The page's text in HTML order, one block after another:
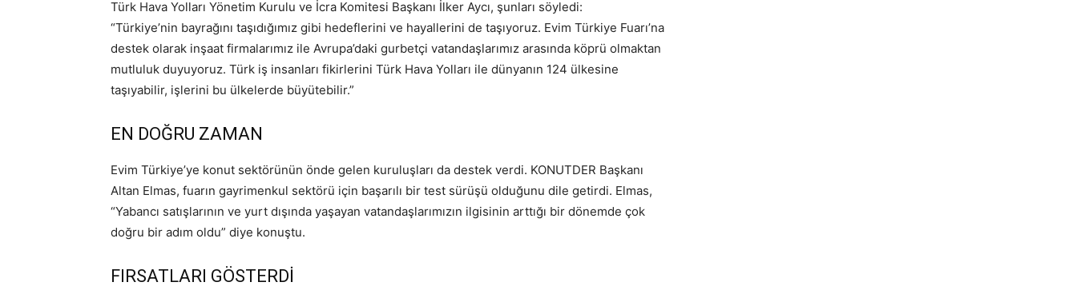
Türk Hava Yolları Yönetim Kurulu ve İcra Komitesi Başkanı İlker Aycı, şunları söyledi:
“Türkiye’nin bayrağını taşıdığımız gibi hedeflerini ve hayallerini de taşıyoruz. Evim Türkiye Fuarı’na
destek olarak inşaat firmalarımız ile Avrupa’daki gurbetçi vatandaşlarımız arasında köprü olmaktan
mutluluk duyuyoruz. Türk iş insanları fikirlerini Türk Hava Yolları ile dünyanın 124 ülkesine
taşıyabilir, işlerini bu ülkelerde büyütebilir.”
EN DOĞRU ZAMAN
Evim Türkiye’ye konut sektörünün önde gelen kuruluşları da destek verdi. KONUTDER Başkanı
Altan Elmas, fuarın gayrimenkul sektörü için başarılı bir test sürüşü olduğunu dile getirdi. Elmas,
“Yabancı satışlarının ve yurt dışında yaşayan vatandaşlarımızın ilgisinin arttığı bir dönemde çok
doğru bir adım oldu” diye konuştu.
FIRSATLARI GÖSTERDİ